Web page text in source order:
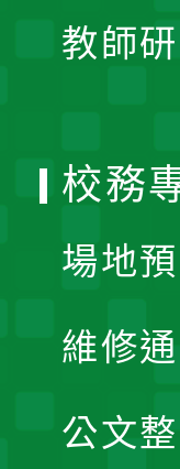
教師
校務
場地
維修
公文